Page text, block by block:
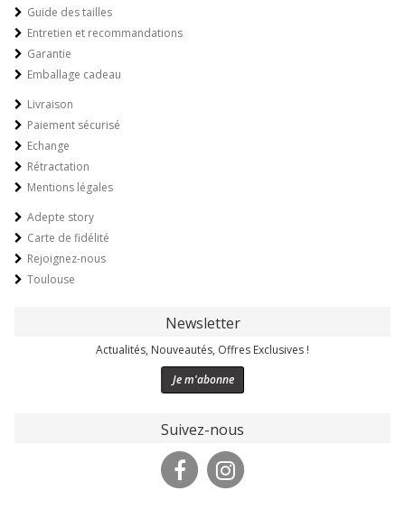
Guide des tailles
Entretien et recommandations
Garantie
Emballage cadeau
Livraison
Paiement sécurisé
Echange
Rétractation
Mentions légales
Adepte story
Carte de fidélité
Rejoignez-nous
Toulouse
Newsletter
Actualités, Nouveautés, Offres Exclusives !
Je m'abonne
Suivez-nous